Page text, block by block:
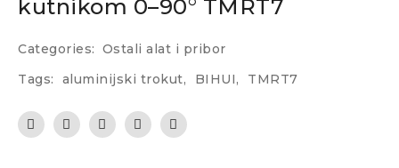
kutnikom 0–90° TMRT7
Categories: Ostali alat i pribor
Tags:
aluminijski trokut, BIHUI, TMRT7